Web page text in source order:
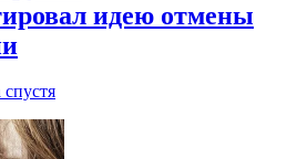
идею отмены
спустя